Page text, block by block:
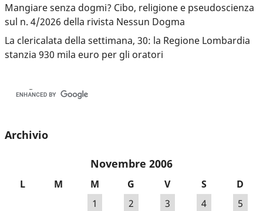
Mangiare senza dogmi? Cibo, religione e pseudoscienza
sul n. 4/2026 della rivista Nessun Dogma
La clericalata della settimana, 30: la Regione Lombardia
stanzia 930 mila euro per gli oratori
Archivio
Novembre 2006
L M M G V S
D
1
2 3 4
5